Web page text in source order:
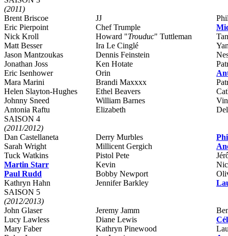
(2011)
Brent Briscoe
JJ
Eric Pierpoint
Chef Trumple
Nick Kroll
Howard "Trouduc" Tuttleman
Matt Besser
Ira Le Cinglé
Jason Mantzoukas
Dennis Feinstein
Jonathan Joss
Ken Hotate
Eric Isenhower
Orin
Mara Marini
Brandi Maxxxx
Helen Slayton-Hughes
Ethel Beavers
Johnny Sneed
William Barnes
Antonia Raftu
Elizabeth
SAISON 4
(2011/2012)
Dan Castellaneta
Derry Murbles
Sarah Wright
Millicent Gergich
Tuck Watkins
Pistol Pete
Martin Starr
Kevin
Paul Rudd
Bobby Newport
Kathryn Hahn
Jennifer Barkley
SAISON 5
(2012/2013)
John Glaser
Jeremy Jamm
Lucy Lawless
Diane Lewis
Mary Faber
Kathryn Pinewood